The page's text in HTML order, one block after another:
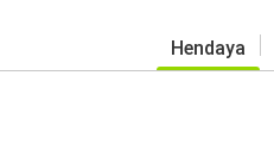
Hendaya